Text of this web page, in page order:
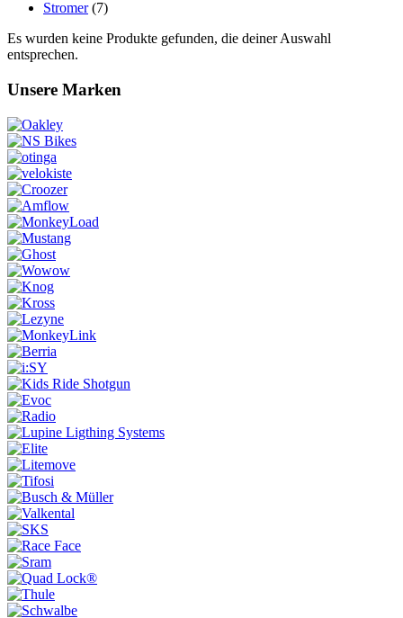
Stromer (7)
Es wurden keine Produkte gefunden, die deiner Auswahl
entsprechen.
Unsere Marken